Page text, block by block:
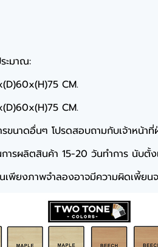
ะมาณ:
CM.
CM.
ขนาดอื่นๆ โปรดสอบถามกับเจ้าหน้าที่
นการผลิตสินค้า 15-20 วันทำการ นับตั้
เพียงภาพจำลองอาจมีความผิดเพี้ยน